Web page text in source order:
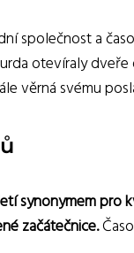
společnost a
otevíraly
věrná svému
synonymem pro
začátečnice.